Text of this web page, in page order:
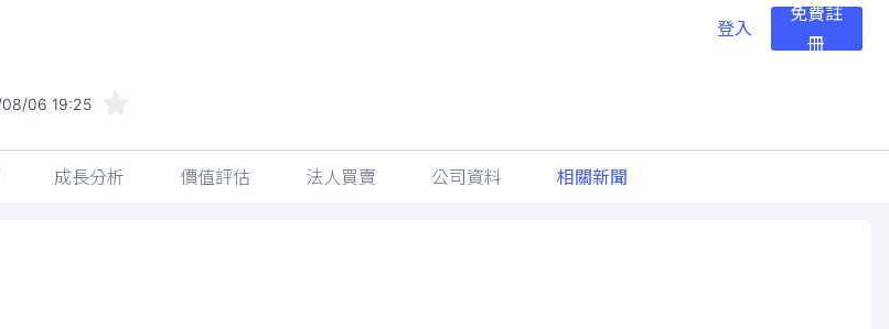
登入
免費註
冊
成長分析 價值評估 法人買賣 公司資料 相關新聞